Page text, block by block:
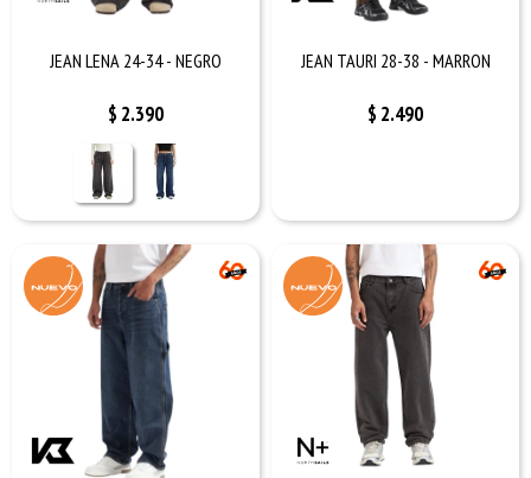
JEAN LENA 24-34 - NEGRO
$ 2.390
JEAN TAURI 28-38 - MARRON
$ 2.490